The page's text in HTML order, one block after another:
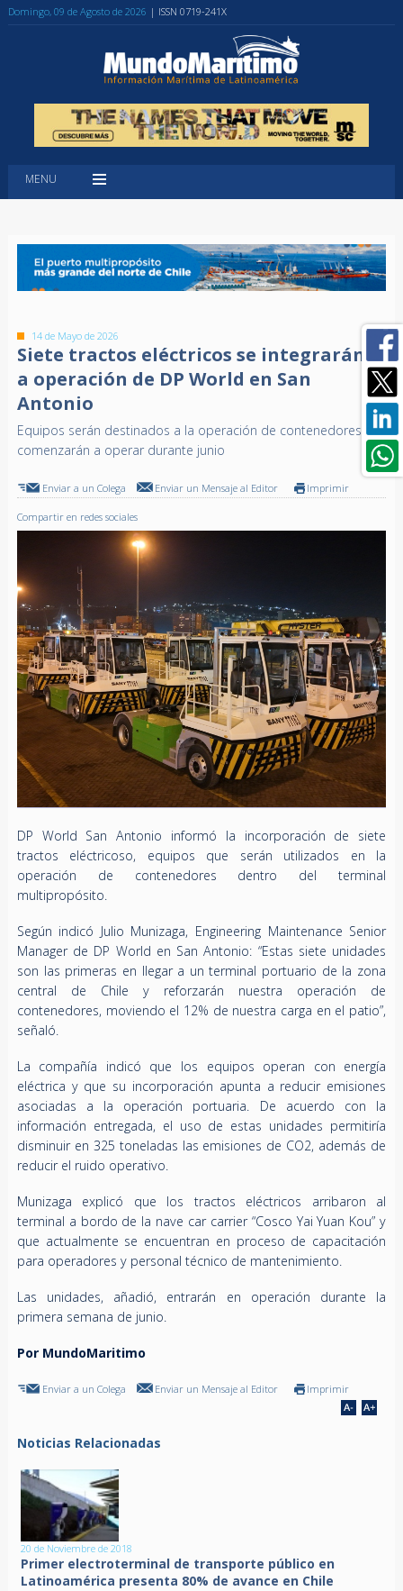
Domingo, 09 de Agosto de 2026 | ISSN 0719-241X
MENU
14 de Mayo de 2026
Siete tractos eléctricos se integrarán
a operación de DP World en San
Antonio
Equipos serán destinados a la operación de contenedores y
comenzarán a operar durante junio
Enviar a un Colega Enviar un Mensaje al Editor Imprimir
Compartir en redes sociales
DP World San Antonio informó la incorporación de siete
tractos eléctricoso, equipos que serán utilizados en la
operación de contenedores dentro del terminal
multipropósito.
Según indicó Julio Munizaga, Engineering Maintenance Senior
Manager de DP World en San Antonio: “Estas siete unidades
son las primeras en llegar a un terminal portuario de la zona
central de Chile y reforzarán nuestra operación de
contenedores, moviendo el 12% de nuestra carga en el patio”,
señaló.
La compañía indicó que los equipos operan con energía
eléctrica y que su incorporación apunta a reducir emisiones
asociadas a la operación portuaria. De acuerdo con la
información entregada, el uso de estas unidades permitiría
disminuir en 325 toneladas las emisiones de CO2, además de
reducir el ruido operativo.
Munizaga explicó que los tractos eléctricos arribaron al
terminal a bordo de la nave car carrier “Cosco Yai Yuan Kou” y
que actualmente se encuentran en proceso de capacitación
para operadores y personal técnico de mantenimiento.
Las unidades, añadió, entrarán en operación durante la
primera semana de junio.
Por MundoMaritimo
Enviar a un Colega Enviar un Mensaje al Editor Imprimir
Noticias Relacionadas
20 de Noviembre de 2018
Primer electroterminal de transporte público en
Latinoamérica presenta 80% de avance en Chile